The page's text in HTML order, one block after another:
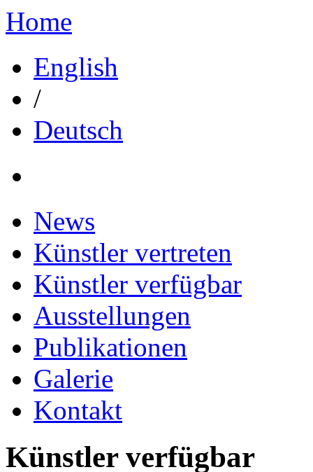
Home
English
/
Deutsch
News
Künstler vertreten
Künstler verfügbar
Ausstellungen
Publikationen
Galerie
Kontakt
Künstler verfügbar